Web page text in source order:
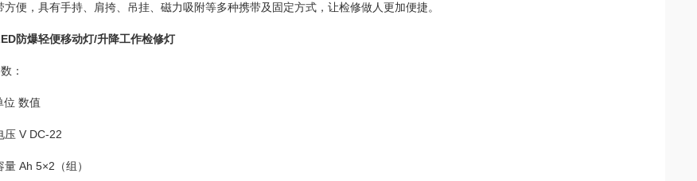
方便，具有手持、肩挎、吊挂、磁力吸附等多种携带及固定方式，让检修做人更加便捷。
防爆轻便移动灯/升降工作检修灯
：
位 数值
压 V DC-22
Ah 5×2（组）